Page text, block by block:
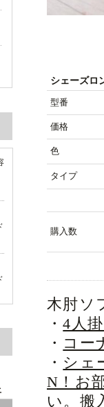
シェーズロ
型番
価格
色
タイプ
購入数
木肘ソ
・4人
・ コー
・ シェ
N！お
い。搬